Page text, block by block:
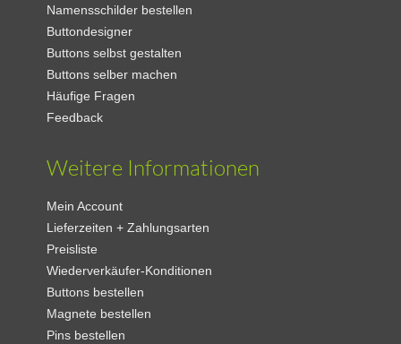
Namensschilder bestellen
Buttondesigner
Buttons selbst gestalten
Buttons selber machen
Häufige Fragen
Feedback
Weitere Informationen
Mein Account
Lieferzeiten + Zahlungsarten
Preisliste
Wiederverkäufer-Konditionen
Buttons bestellen
Magnete bestellen
Pins bestellen